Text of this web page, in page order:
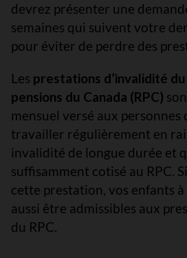
devrez présenter une
semaines qui suivent votre
pour éviter de perdre des
Les prestations d’invalidité
pensions du Canada (RPC)
mensuel versé aux personnes
travailler régulièrement en
invalidité de longue durée et
suffisamment cotisé au RPC.
cette prestation, vos enfants
aussi être admissibles aux
du RPC.